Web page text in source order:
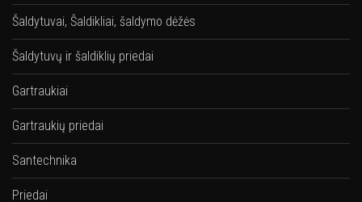
Šaldytuvai, Šaldikliai, šaldymo dėžės
Šaldytuvų ir šaldiklių priedai
Gartraukiai
Gartraukių priedai
Santechnika
Priedai